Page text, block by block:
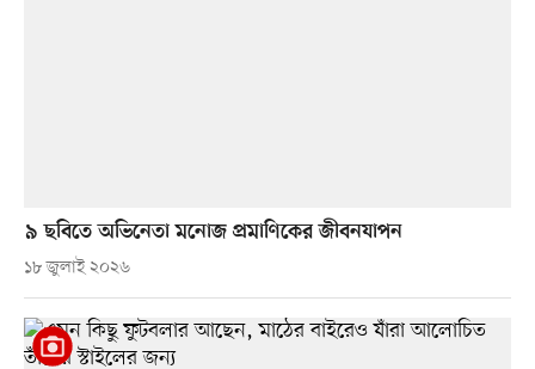
৯ ছবিতে অভিনেতা মনোজ প্রমাণিকের জীবনযাপন
১৮ জুলাই ২০২৬